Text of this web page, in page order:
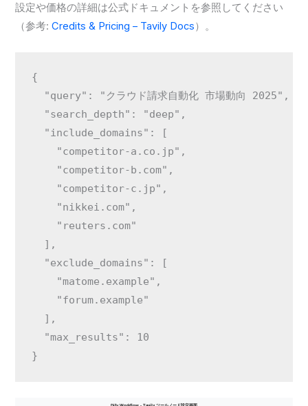
設定や価格の詳細は公式ドキュメントを参照してください
（参考:Credits & Pricing – Tavily Docs）。
{
  "query": "クラウド請求自動化 市場動向 2025",
  "search_depth": "deep",
  "include_domains": [
    "competitor-a.co.jp",
    "competitor-b.com",
    "competitor-c.jp",
    "nikkei.com",
    "reuters.com"
  ],
  "exclude_domains": [
    "matome.example",
    "forum.example"
  ],
  "max_results": 10
}